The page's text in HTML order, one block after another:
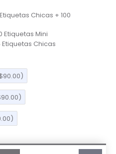
Chicas + 100
Etiquetas Mini
Chicas